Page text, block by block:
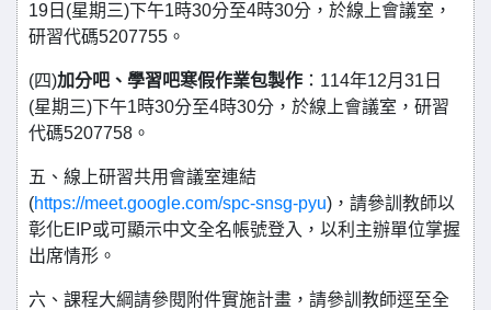
19日(星期三)下午1時30分至4時30分，於線上會議室，
研習代碼5207755。
(四)加分吧、學習吧寒假作業包製作 ：114年12月31日
(星期三)下午1時30分至4時30分，於線上會議室，研習
代碼5207758。
五、線上研習共用會議室連結
(https://meet.google.com/spc-snsg-pyu)，請參訓教師以
彰化EIP或可顯示中文全名帳號登入，以利主辦單位掌握
出席情形。
六、課程大綱請參閱附件實施計畫，請參訓教師逕至全